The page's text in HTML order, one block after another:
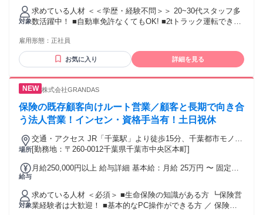
リテール営業 ・飛び込み営業なし、新規開拓なし ・50代･60
代活躍中 ・早期退職、定年後の仕事 ・ずっと働ける仕事 ・
者OK ＊業界未経験OK･職種未経験OK ＊経験者歓迎･有資格
者歓迎 ＊高卒･大学卒など学歴不問 ＊中高年･ミドルシニア活
躍中 ＊主婦･主夫歓迎（ブランクOK） ＊管理職･マネジメン
以上も応募可、50代以上も応募可
勤・家族手当金額：なし 全員に一律で支払われるその他手当
金額：なし ＼インセンティブあり！ノルマ無し！／ 未経験ス
タートでも月収40万円以上稼ぐスタッフ多数！ ！ ①月給30万
円～ ※研修期間(1か月）：月給28万円～ ※基本給は高いが歩
万円～ ※基本給は高いが歩合率が高い制度 - ・インセンティ
ブあり ・昇給あり ・交通費支給（月上限2万円） ・出張に伴
う費用はすべて会社負担 ▼①②の違い どちらも仕事内容は同
じですが、歩合率が異なります 安定した収入を求める方は①
の働き方。 歩合でバリバリ稼ぎたい方は②の働き方など、自
分のスタイルに合わせて選択できます◎ **************** ＼20代
～30代が活躍中！／ 今注目されている “整理事業” は、 単な
進む今、「社会的事業」として大きな役割を担っており、将
来性もバツグン！ お客様は一人暮らしを始める若い方から、
グループホームへ入居される高齢の方まで本当にさまざま。
「荷物を整理したい」「新しい生活をスタートしたい」――
す。 ＜＜この仕事のポイント＞＞ ★丁寧なヒアリングが一番
大事 お客様の気持ちに寄り添い、どんなことで困っているの
対象
求めている人材 ＜＜学歴・経験不問＞＞ 20~30代スタッフ多
数活躍中！ ■自動車免許なくてもOK! ■2tトラック運転できる
第二新卒や社会人経験のない方 ・フリーターの方 ・ブランク
のある方 ・正社員として頑張りたい方 ************** 【★こん
な人におすすめ】 ・とにかく稼ぎたい！ ・プライベートの時
・社会貢献できる仕事がしたい！
雇用形態： 正社員
お気に入り 詳細を見る
株式会社GRANDAS
保険の既存顧客向けルート営業／顧客と長期で向き合
う法人営業！インセン・資格手当有！土日祝休
場所
交通・アクセス JR「千葉駅」より徒歩15分、千葉都市モノレ
ール「葭川公園駅」より徒歩7分、JR総武本線「東千葉駅」よ
[勤務地：〒260-0012千葉県千葉市中央区本町]
給与
月給250,000円以上 給与詳細 基本給：月給 25万円 〜 固定残
勤・家族手当金額：なし 全員に一律で支払われるその他手当
金額：なし ・インセンティブあり ・交通費全額支給あり ・
資格手当あり ・昇給：年1回（7月） （会社・個人業績に連
対象
求めている人材 ＜必須＞ ■生命保険の知識がある方 ┗保険営
業経験者は大歓迎！ ■基本的なPC操作ができる方 ／ 保険知